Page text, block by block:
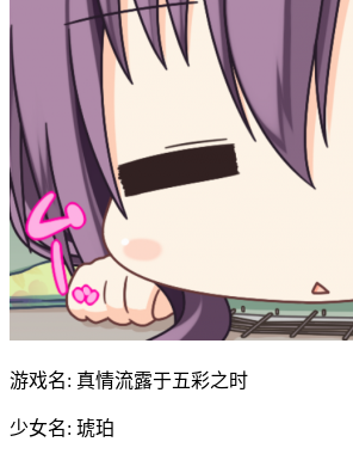
游戏名: 真情流露于五彩之时
少女名: 琥珀